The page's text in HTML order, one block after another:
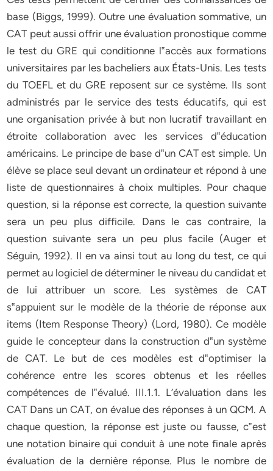
base (Biggs, 1999). Outre une évaluation sommative, un
CAT peut aussi offrir une évaluation pronostique comme
le test du GRE qui conditionne l‟accès aux formations
universitaires par les bacheliers aux États-Unis. Les tests
du TOEFL et du GRE reposent sur ce système. Ils sont
administrés par le service des tests éducatifs, qui est
une organisation privée à but non lucratif travaillant en
étroite collaboration avec les services d‟éducation
américains. Le principe de base d‟un CAT est simple. Un
élève se place seul devant un ordinateur et répond à une
liste de questionnaires à choix multiples. Pour chaque
question, si la réponse est correcte, la question suivante
sera un peu plus difficile. Dans le cas contraire, la
question suivante sera un peu plus facile (Auger et
Séguin, 1992). Il en va ainsi tout au long du test, ce qui
permet au logiciel de déterminer le niveau du candidat et
de lui attribuer un score. Les systèmes de CAT
s‟appuient sur le modèle de la théorie de réponse aux
items (Item Response Theory) (Lord, 1980). Ce modèle
guide le concepteur dans la construction d‟un système
de CAT. Le but de ces modèles est d‟optimiser la
cohérence entre les scores obtenus et les réelles
compétences de l‟évalué. III.1.1. L’évaluation dans les
CAT Dans un CAT, on évalue des réponses à un QCM. A
chaque question, la réponse est juste ou fausse, c‟est
une notation binaire qui conduit à une note finale après
évaluation de la dernière réponse. Plus le nombre de